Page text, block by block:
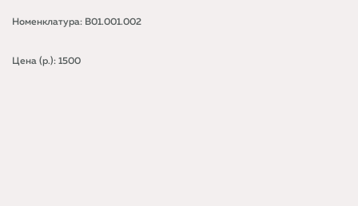
Номенклатура: B01.001.002
Цена (р.): 1500